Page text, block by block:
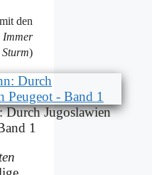
den
Im­mer
Sturm)
Durch Ju­go­sla­wi­en
1